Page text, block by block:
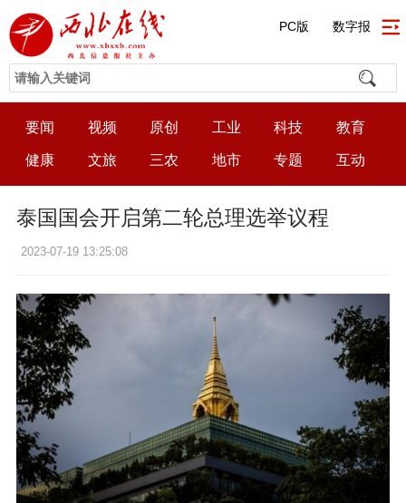
PC版 数字报
要闻 视频 原创 工业 科技 教育
健康 文旅 三农 地市 专题 互动
泰国国会开启第二轮总理选举议程
2023-07-19 13:25:08